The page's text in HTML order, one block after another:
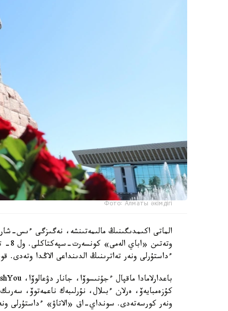
Фото: Алматы әкімдігі
ءداستۇرلى ونەر تەاترىنىڭ الدىنداعى الاڭدا
ونەر كورسەتەدى. سونداي-اق «الاتاۋ» ءداستۇرلى